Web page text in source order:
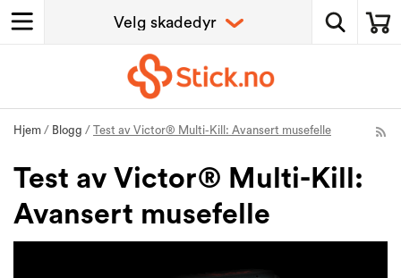
Hjem / Blogg / Test av Victor® Multi-Kill: Avansert musefelle
Test av Victor® Multi-Kill:
Avansert musefelle